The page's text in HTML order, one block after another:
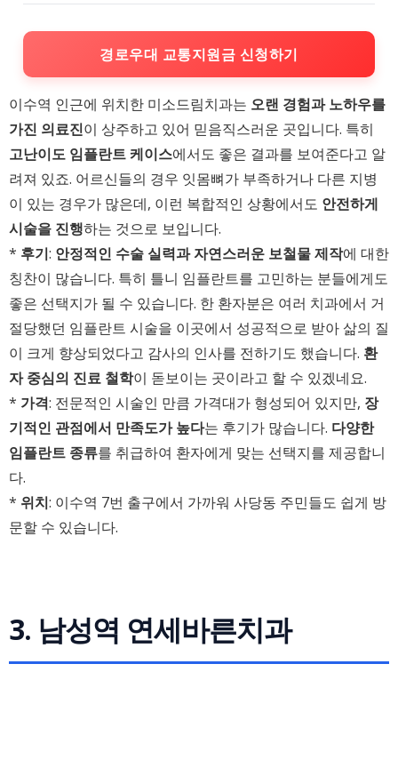
경로우대 교통지원금 신청하기
이수역 인근에 위치한 미소드림치과는 오랜 경험과 노하우를
가진 의료진이 상주하고 있어 믿음직스러운 곳입니다. 특히
고난이도 임플란트 케이스에서도 좋은 결과를 보여준다고 알
려져 있죠. 어르신들의 경우 잇몸뼈가 부족하거나 다른 지병
이 있는 경우가 많은데, 이런 복합적인 상황에서도 안전하게
시술을 진행하는 것으로 보입니다.
* 후기: 안정적인 수술 실력과 자연스러운 보철물 제작에 대한
칭찬이 많습니다. 특히 틀니 임플란트를 고민하는 분들에게도
좋은 선택지가 될 수 있습니다. 한 환자분은 여러 치과에서 거
절당했던 임플란트 시술을 이곳에서 성공적으로 받아 삶의 질
이 크게 향상되었다고 감사의 인사를 전하기도 했습니다. 환
자 중심의 진료 철학이 돋보이는 곳이라고 할 수 있겠네요.
* 가격: 전문적인 시술인 만큼 가격대가 형성되어 있지만, 장
기적인 관점에서 만족도가 높다는 후기가 많습니다. 다양한
임플란트 종류를 취급하여 환자에게 맞는 선택지를 제공합니
다.
* 위치: 이수역 7번 출구에서 가까워 사당동 주민들도 쉽게 방
문할 수 있습니다.
3. 남성역 연세바른치과